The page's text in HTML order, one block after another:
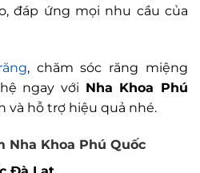
đáp ứng mọi nhu cầu của
, chăm sóc răng miệng
ngay với Nha Khoa Phú
và hỗ trợ hiệu quả nhé.
Nha Khoa Phú Quốc